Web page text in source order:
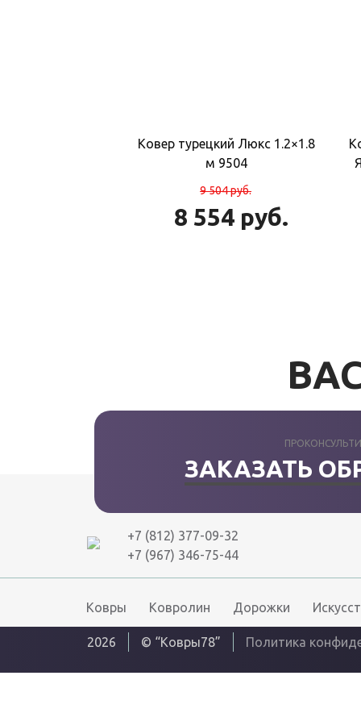
Ковер турецкий Люкс 1.2×1.8
м 9504
9 504руб.
8 554 руб.
ЗАКАЗАТЬ
+7 (812) 377-09-32
+7 (967) 346-75-44
Ковры Ковролин Дорожки
2026 © “Ковры78” Политика